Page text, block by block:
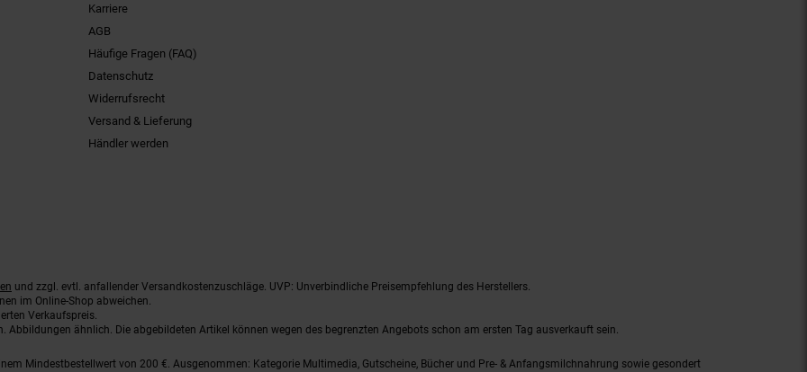
Karriere
AGB
Häufige Fragen (FAQ)
Datenschutz
Widerrufsrecht
Versand & Lieferung
Händler werden
und zzgl. evtl. anfallender Versandkostenzuschläge. UVP: Unverbindliche Preisempfehlung des Herstellers.
im Online-Shop abweichen.
Verkaufspreis.
ähnlich. Die abgebildeten Artikel können wegen des begrenzten Angebots schon am ersten Tag ausverkauft sein.
Mindestbestellwert von 200 €. Ausgenommen: Kategorie Multimedia, Gutscheine, Bücher und Pre- & Anfangsmilchnahrung sowie gesondert